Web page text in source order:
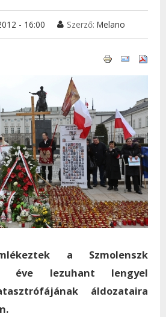
- 16:00 Szerző: Melano
a Szmolenszk
éve lezuhant lengyel
áldozataira